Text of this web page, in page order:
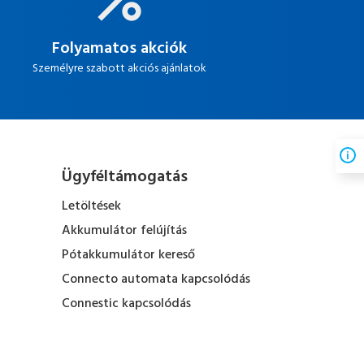
Folyamatos akciók
Személyre szabott akciós ajánlatok
Ügyféltámogatás
Letöltések
Akkumulátor felújítás
Pótakkumulátor kereső
Connecto automata kapcsolódás
Connestic kapcsolódás